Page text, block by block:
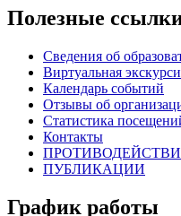
Полезные
Сведения об
Виртуальная
Календарь событий
Отзывы об
Статистика
Контакты
ПУБЛИКАЦИИ
График работы